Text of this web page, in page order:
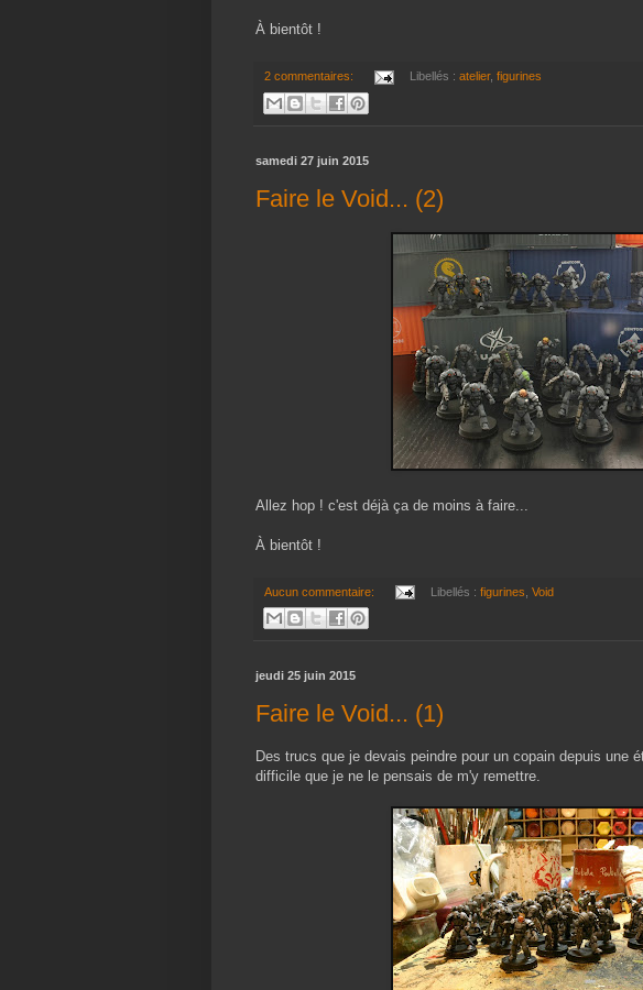
À bientôt !
2 commentaires: Libellés : atelier, figurines
samedi 27 juin 2015
Faire le Void... (2)
Allez hop ! c'est déjà ça de moins à faire...
À bientôt !
Aucun commentaire: Libellés : figurines Void
jeudi 25 juin 2015
Faire le Void... (1)
Des trucs que je devais peindre pour un copain depuis une
difficile que je ne le pensais de m'y remettre.